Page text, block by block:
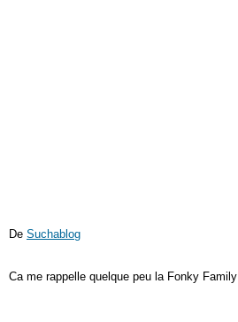
De Suchablog
Ca me rappelle quelque peu la Fonky Family